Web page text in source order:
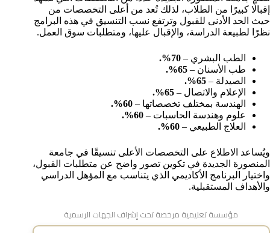
إقبالًا كبيرًا من الطلاب، لذلك تُعد من أعلى التخصصات من
حيث الحد الأدنى للقبول وترتفع نسب التنسيق في هذه البرامج
نظرًا لطبيعة الدراسة، والإقبال عليها، ومتطلبات سوق العمل.
الطب البشري – 70%.
طب الأسنان – 65%.
الصيدلة – 65%.
الإعلام والاتصال – 65%.
الهندسة بمختلف تخصصاتها – 60%.
علوم وهندسة الحاسبات – 60%.
العلاج الطبيعي –
ويُساعد الاطلاع على التخصصات الأعلى تنسيقًا في جامعة
المنصورة الجديدة في تكوين تصور واضح عن متطلبات القبول،
واختيار البرنامج الأكاديمي الذي يتناسب مع المؤهل الدراسي
والأهداف المستقبلية.
مؤسسة تعليمية مرخصة تحت إشراف الجهات الرسمية